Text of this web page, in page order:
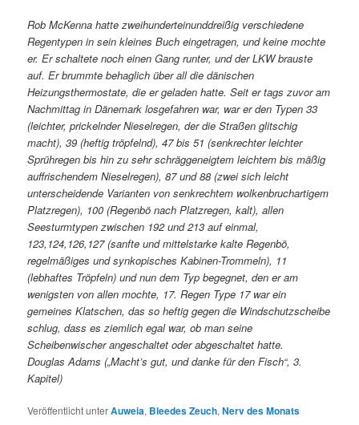
Rob McKenna hatte zweihunderteinunddreißig verschiedene
Regentypen in sein kleines Buch eingetragen, und keine mochte
er. Er schaltete noch einen Gang runter, und der LKW brauste
auf. Er brummte behaglich über all die dänischen
Heizungsthermostate, die er geladen hatte. Seit er tags zuvor am
Nachmittag in Dänemark losgefahren war, war er den Typen 33
(leichter, prickelnder Nieselregen, der die Straßen glitschig
macht), 39 (heftig tröpfelnd), 47 bis 51 (senkrechter leichter
Sprühregen bis hin zu sehr schräggeneigtem leichtem bis mäßig
auffrischendem Nieselregen), 87 und 88 (zwei sich leicht
unterscheidende Varianten von senkrechtem wolkenbruchartigem
Platzregen), 100 (Regenbö nach Platzregen, kalt), allen
Seesturmtypen zwischen 192 und 213 auf einmal,
123,124,126,127 (sanfte und mittelstarke kalte Regenbö,
regelmäßiges und synkopisches Kabinen-Trommeln), 11
(lebhaftes Tröpfeln) und nun dem Typ begegnet, den er am
wenigsten von allen mochte, 17. Regen Type 17 war ein
gemeines Klatschen, das so heftig gegen die Windschutzscheibe
schlug, dass es ziemlich egal war, ob man seine
Scheibenwischer angeschaltet oder abgeschaltet hatte.
Douglas Adams („Macht’s gut, und danke für den Fisch“, 3.
Kapitel)
Veröffentlicht unterAuweia, Bleedes Zeuch,Nerv des Monats